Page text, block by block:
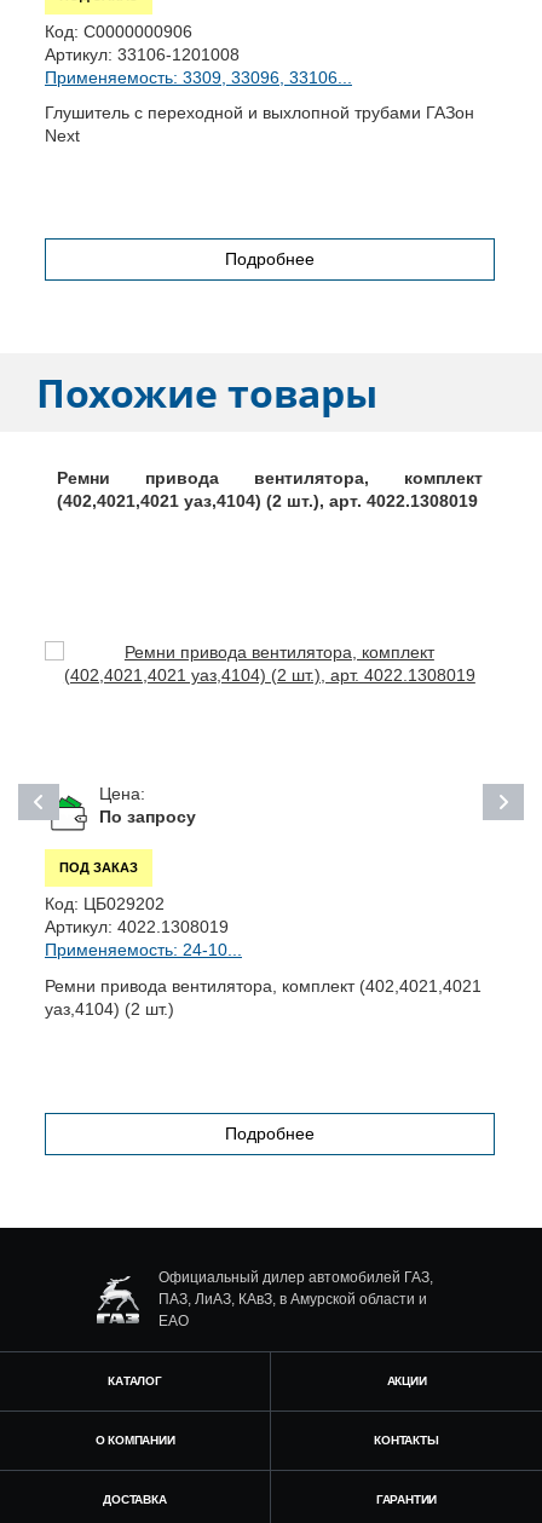
Код: С0000000906
Артикул: 33106-1201008
Применяемость: 3309, 33096, 33106...
Глушитель с переходной и выхлопной трубами ГАЗон
Next
Подробнее
Похожие товары
Ремни привода вентилятора, комплект
(402,4021,4021 уаз,4104) (2 шт.), арт. 4022.1308019
Цена:
По запросу
ПОД ЗАКАЗ
Код: ЦБ029202
Артикул: 4022.1308019
Применяемость: 24-10...
Ремни привода вентилятора, комплект (402,4021,4021
уаз,4104) (2 шт.)
Подробнее
Официальный дилер автомобилей ГАЗ,
ПАЗ, ЛиАЗ, КАвЗ, в Амурской области и
ЕАО
КАТАЛОГ АКЦИИ
О КОМПАНИИ КОНТАКТЫ
ДОСТАВКА ГАРАНТИИ